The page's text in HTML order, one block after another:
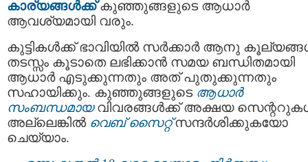
കാര്യങ്ങൾക്ക്കുഞ്ഞുങ്ങളുടെ ആധാർ
ആവശ്യമായി വരും.
കുട്ടികള്‍ക്ക് ഭാവിയില്‍ സര്‍ക്കാര്‍ ആനു
തടസ്സം കൂടാതെ ലഭിക്കാൻ സമയ ബന്ധിതമായി
ആധാര്‍ എടുക്കുന്നതും അത് പുതുക്കുന്നതും
സഹായിക്കും. കുഞ്ഞുങ്ങളുടെ ആധാർ
സംബന്ധമായ വിവരങ്ങൾക്ക് അക്ഷയ
അല്ലെങ്കിൽ വെബ് സൈറ്റ്സന്ദർശിക്കുകയോ
ചെയ്യാം.